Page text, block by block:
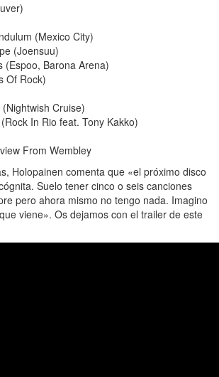
(Mexico City)
(Joensuu)
(Espoo, Barona Arena)
Of Rock)
Cruise)
In Rio feat. Tony Kakko)
From Wembley
Holopainen comenta que «el próximo disco
Suelo tener cinco o seis canciones
pero ahora mismo no tengo nada. Imagino
viene». Os dejamos con el trailer de este